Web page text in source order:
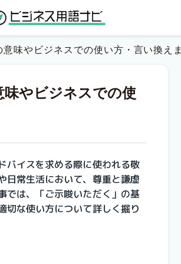
意味やビジネスでの使い方・言い換え
味やビジネスでの使
バイスを求める際に使われる敬
日常生活において、尊重と謙虚
では、「ご示唆いただく」の基
切な使い方について詳しく掘り